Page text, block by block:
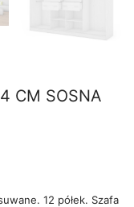
CM SOSNA
12 półek. Szafa